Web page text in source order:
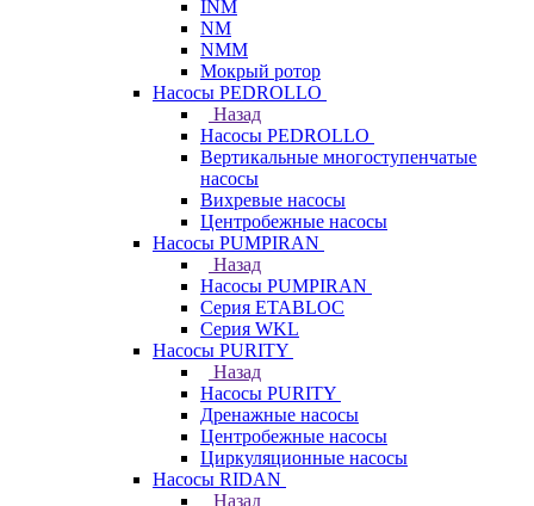
INM
NM
NMM
Мокрый ротор
Насосы PEDROLLO
Назад
Насосы PEDROLLO
Вертикальные многоступенчатые
насосы
Вихревые насосы
Центробежные насосы
Насосы PUMPIRAN
Назад
Насосы PUMPIRAN
Серия ETABLOC
Серия WKL
Насосы PURITY
Назад
Насосы PURITY
Дренажные насосы
Центробежные насосы
Циркуляционные насосы
Насосы RIDAN
Назад